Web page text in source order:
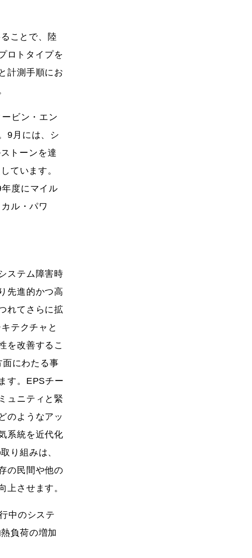
ことで、陸
ロトタイプを
計測手順にお
ビン・エン
9月には、シ
トーンを達
ています。
度にマイル
ル・パワ
ステム障害時
先進的かつ高
れてさらに拡
テクチャと
を改善するこ
にわたる事
す。EPSチー
ュニティと緊
のようなアッ
系統を近代化
り組みは、
の民間や他の
上させます。
中のシステ
負荷の増加